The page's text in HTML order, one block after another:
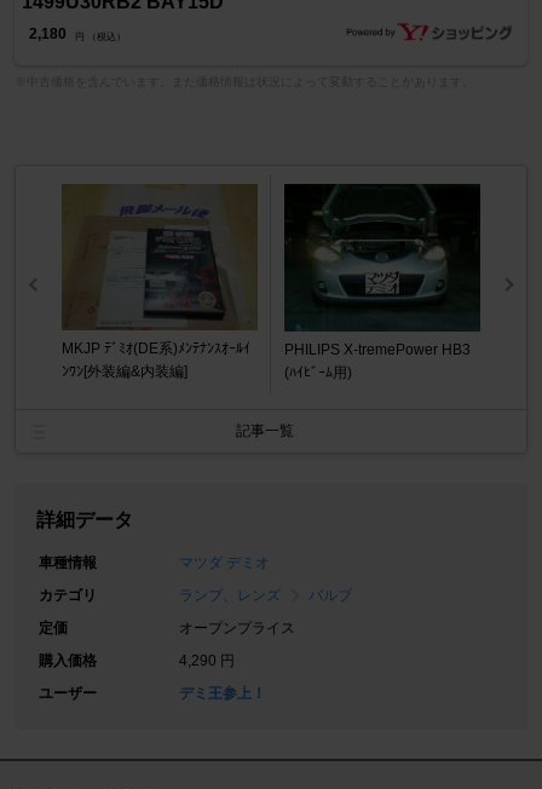
2,180 円 （税込）
MKJP ﾃﾞﾐｵ(DE系)ﾒﾝﾃﾅﾝｽｵｰﾙｲ
ﾝﾜﾝ[外装編&内装編]
PHILIPS X-tremePower HB3
(ﾊｲﾋﾞｰﾑ用)
記事一覧
詳細データ
車種情報
マツダ デミオ
カテゴリ
ランプ、レンズ
バルブ
定価
オープンプライス
購入価格
4,290 円
ユーザー
デミ王参上！